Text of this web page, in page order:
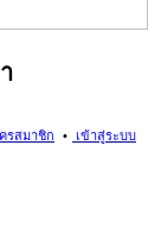
เข้าสู่ระบบ
รสมาชิก